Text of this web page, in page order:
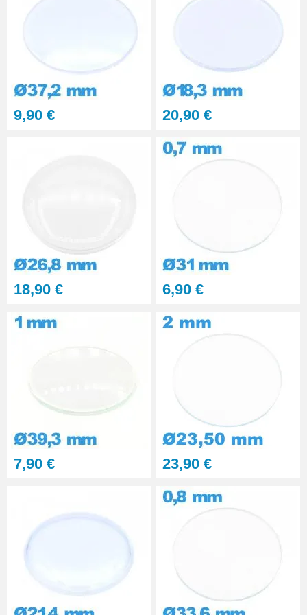
9,90 € 20,90 €
18,90 € 6,90 €
7,90 € 23,90 €